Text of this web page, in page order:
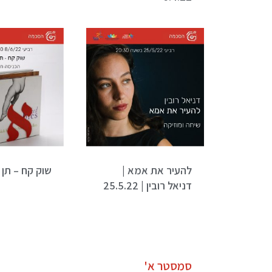
להעיר את אמא |
דניאל רובין | 25.5.22
שוק קח – תן |
סמסטר א'